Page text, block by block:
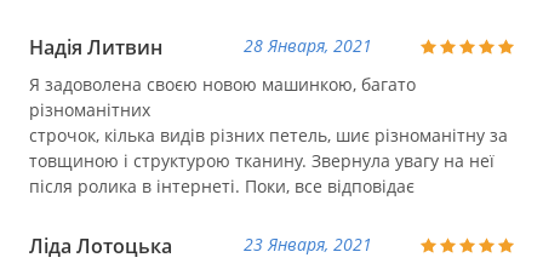
Надія Литвин
28 Января, 2021
Я задоволена своєю новою машинкою, багато
різноманітних
строчок, кілька видів різних петель, шиє різноманітну за
товщиною і структурою тканину. Звернула увагу на неї
після ролика в інтернеті. Поки, все відповідає
Ліда Лотоцька
23 Января, 2021